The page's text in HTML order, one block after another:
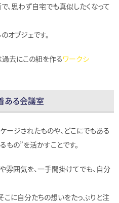
、思わず自宅でも真似したくなって
オブジェです。
去にこの紐を作るワークシ
ある会議室
ージされたものや、どこにでもある
もの”を活かすことです。
雰囲気を、一手間掛けてでも、自分
こに自分たちの想いをたっぷりと注